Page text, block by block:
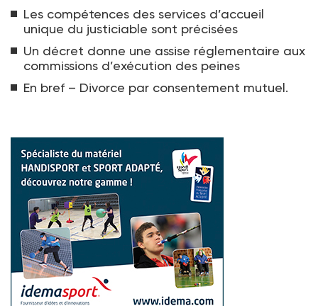
Les compétences des services d’accueil
unique du justiciable sont précisées
Un décret donne une assise réglementaire aux
commissions d’exécution des peines
En bref – Divorce par consentement mutuel.